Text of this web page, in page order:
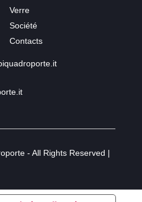
Verre
Société
Contacts
- All Rights Reserved |